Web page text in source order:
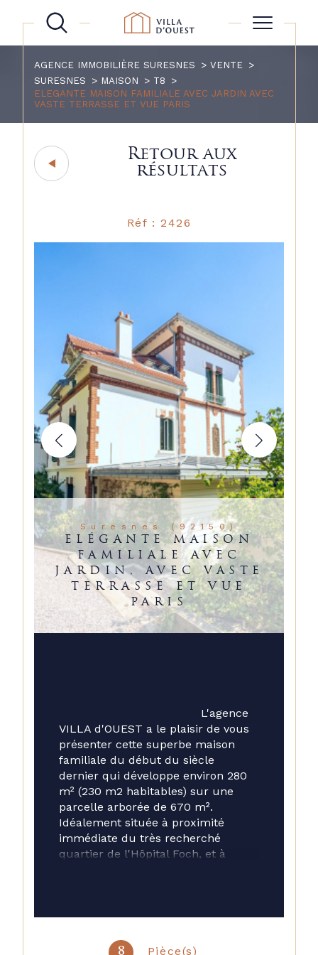
AGENCE IMMOBILIÈRE SURESNES
VENTE
SURESNES
MAISON
T8
ELEGANTE MAISON FAMILIALE AVEC JARDIN AVEC
VASTE TERRASSE ET VUE PARIS
Retour aux
résultats
Réf : 2426
Suresnes (92150)
ELÉGANTE MAISON
FAMILIALE AVEC
JARDIN, AVEC VASTE
TERRASSE ET VUE
PARIS
8 Pièce(s)
VILLA d'OUEST a le plaisir de vous
présenter cette superbe maison
familiale du début du siècle
dernier qui développe environ 280
m² (230 m2 habitables) sur une
parcelle arborée de 670 m².
Idéalement située à proximité
immédiate du très recherché
quartier de l'Hôpital Foch, et à
En parfait état, cette propriété
sa luminosité exceptionnelle et ses